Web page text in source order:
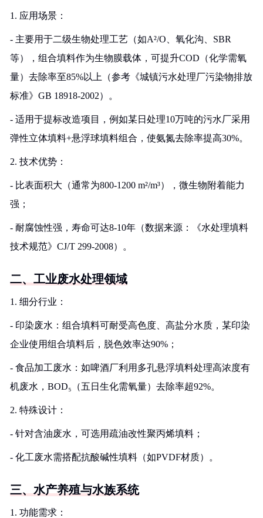
1. 应用场景：
- 主要用于二级生物处理工艺（如A²/O、氧化沟、SBR
等），组合填料作为生物膜载体，可提升COD（化学需氧
量）去除率至85%以上（参考《城镇污水处理厂污染物排放
标准》GB 18918-2002）。
- 适用于提标改造项目，例如某日处理10万吨的污水厂采用
弹性立体填料+悬浮球填料组合，使氨氮去除率提高30%。
2. 技术优势：
- 比表面积大（通常为800-1200 m²/m³），微生物附着能力
强；
- 耐腐蚀性强，寿命可达8-10年（数据来源：《水处理填料
技术规范》CJ/T 299-2008）。
二、工业废水处理领域
1. 细分行业：
- 印染废水：组合填料可耐受高色度、高盐分水质，某印染
企业使用组合填料后，脱色效率达90%；
- 食品加工废水：如啤酒厂利用多孔悬浮填料处理高浓度有
机废水，BOD₅（五日生化需氧量）去除率超92%。
2. 特殊设计：
- 针对含油废水，可选用疏油改性聚丙烯填料；
- 化工废水需搭配抗酸碱性填料（如PVDF材质）。
三、水产养殖与水族系统
1. 功能需求：